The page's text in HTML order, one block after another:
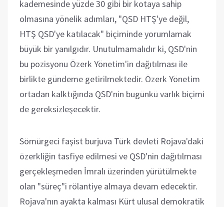
kademesinde yüzde 30 gibi bir kotaya sahip
olmasına yönelik adımları, "QSD HTŞ'ye değil,
HTŞ QSD'ye katılacak" biçiminde yorumlamak
büyük bir yanılgıdır. Unutulmamalıdır ki, QSD'nin
bu pozisyonu Özerk Yönetim'in dağıtılması ile
birlikte gündeme getirilmektedir. Özerk Yönetim
ortadan kalktığında QSD'nin bugünkü varlık biçimi
de gereksizleşecektir.
Sömürgeci faşist burjuva Türk devleti Rojava'daki
özerkliğin tasfiye edilmesi ve QSD'nin dağıtılması
gerçekleşmeden İmralı üzerinden yürütülmekte
olan "süreç"i rölantiye almaya devam edecektir.
Rojava'nın ayakta kalması Kürt ulusal demokratik